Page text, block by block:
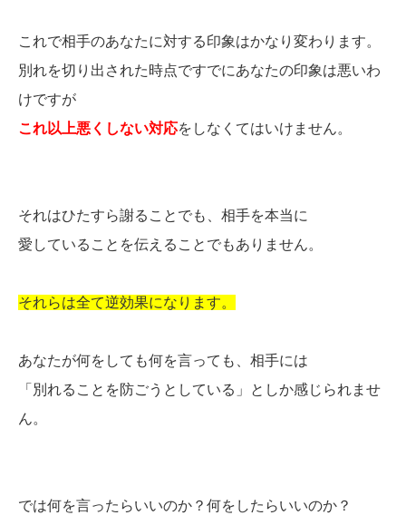
これで相手のあなたに対する印象はかなり変わります。
別れを切り出された時点ですでにあなたの印象は悪いわ
けですが
これ以上悪くしない対応をしなくてはいけません。
それはひたすら謝ることでも、相手を本当に
愛していることを伝えることでもありません。
それらは全て逆効果になります。
あなたが何をしても何を言っても、相手には
「別れることを防ごうとしている」としか感じられませ
ん。
では何を言ったらいいのか？何をしたらいいのか？